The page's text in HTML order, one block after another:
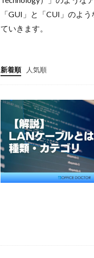
「GUI」と「CUI」のよ
ていきます。
新着順 人気順